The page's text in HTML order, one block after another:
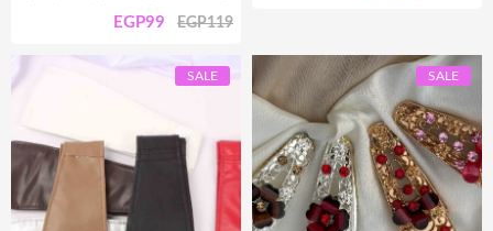
EGP119
EGP99
SALE SALE